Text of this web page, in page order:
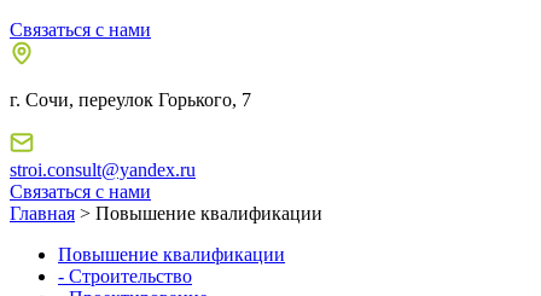
Связаться с нами
г. Сочи, переулок Горького, 7
stroi.consult@yandex.ru
Связаться с нами
Главная > Повышение квалификации
Повышение квалификации
- Строительство